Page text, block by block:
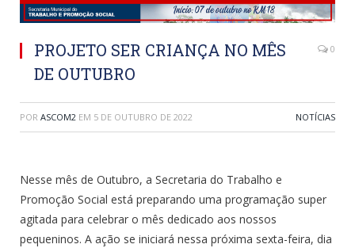
PROJETO SER CRIANÇA NO MÊS
DE OUTUBRO
0
POR ASCOM2 EM 5 DE OUTUBRO DE 2022 NOTÍCIAS
Nesse mês de Outubro, a Secretaria do Trabalho e
Promoção Social está preparando uma programação super
agitada para celebrar o mês dedicado aos nossos
pequeninos. A ação se iniciará nessa próxima sexta-feira, dia